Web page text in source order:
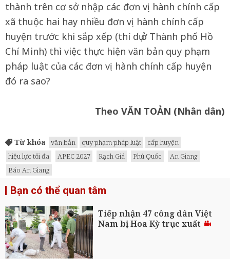
thành trên cơ sở nhập các đơn vị hành chính cấp
xã thuộc hai hay nhiều đơn vị hành chính cấp
huyện trước khi sắp xếp (thí dụ ở Thành phố Hồ
Chí Minh) thì việc thực hiện văn bản quy phạm
pháp luật của các đơn vị hành chính cấp huyện
đó ra sao?
Theo VĂN TOẢN (Nhân dân)
Từ khóa văn bản quy phạm pháp luật
cấp huyện
hiệu lực tối đa
APEC 2027 Rạch Giá Phú Quốc
An Giang
Báo An Giang
Bạn có thể quan tâm
Tiếp nhận 47 công dân Việt
Nam bị Hoa Kỳ trục xuất